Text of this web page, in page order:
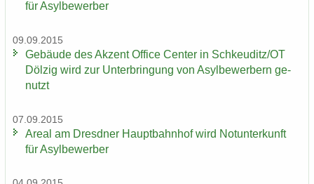
für Asyl­be­wer­ber
09.09.2015
Ge­bäu­de des Ak­zent Of­fice Cen­ter in Schkeu­ditz/OT
Döl­zig wird zur Un­ter­brin­gung von Asyl­be­wer­bern ge­
nutzt
07.09.2015
Areal am Dresd­ner Haupt­bahn­hof wird Not­un­ter­kunft
für Asyl­be­wer­ber